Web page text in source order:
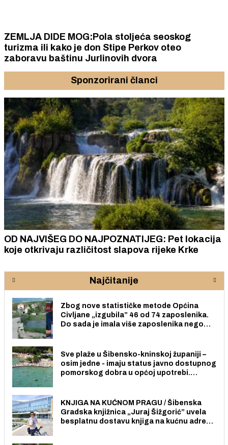
ZEMLJA DIDE MOG:Pola stoljeća seoskog
turizma ili kako je don Stipe Perkov oteo
zaboravu baštinu Jurlinovih dvora
Sponzorirani članci
OD NAJVIŠEG DO NAJPOZNATIJEG: Pet lokacija
koje otkrivaju različitost slapova rijeke Krke
Najčitanije
Zbog nove statističke metode Općina
Civljane „izgubila” 46 od 74 zaposlenika.
Do sada je imala više zaposlenika nego
Sve plaže u Šibensko-kninskoj županiji –
osim jedne - imaju status javno dostupnog
pomorskog dobra u općoj upotrebi.
KNJIGA NA KUĆNOM PRAGU / Šibenska
Gradska knjižnica „Juraj Šižgorić” uvela
besplatnu dostavu knjiga na kućnu adresu